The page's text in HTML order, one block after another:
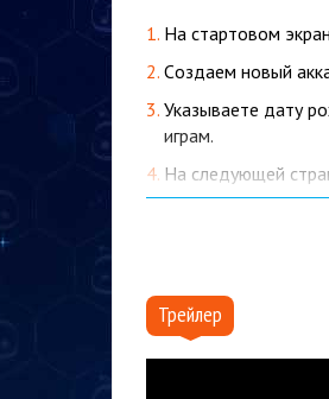
На стартовом
Cоздаем новый
Указываете дату
играм.
На следующей
Далее вводим
Указываем никнейм
На официальном
Трейлер